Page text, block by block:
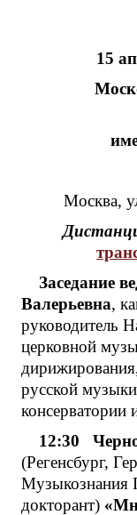
15
Москва,
Заседание
Валерьевна,
руководитель
церковной
русской
12:30
(Регенсбург,
Музыкознания
докторант)